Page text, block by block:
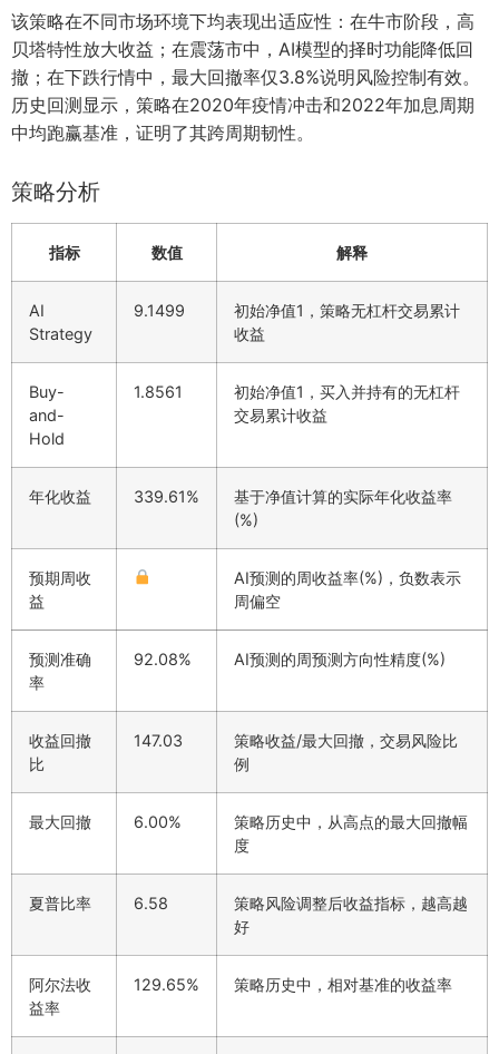
该策略在不同市场环境下均表现出适应性：在牛市阶段，高
贝塔特性放大收益；在震荡市中，AI模型的择时功能降低回
撤；在下跌行情中，最大回撤率仅3.8%说明风险控制有效。
历史回测显示，策略在2020年疫情冲击和2022年加息周期
中均跑赢基准，证明了其跨周期韧性。
策略分析
指标 数值 解释
AI
Strategy
9.1499
初始净值1，策略无杠杆交易累计
收益
Buy-
and-
Hold
1.8561
初始净值1，买入并持有的无杠杆
交易累计收益
年化收益 339.61%
基于净值计算的实际年化收益率
(%)
预期周收
益
AI预测的周收益率(%)，负数表示
周偏空
预测准确
率
92.08% AI预测的周预测方向性精度(%)
收益回撤
比
147.03
策略收益/最大回撤，交易风险比
例
最大回撤 6.00%
策略历史中，从高点的最大回撤幅
度
夏普比率 6.58
策略风险调整后收益指标，越高越
好
阿尔法收
益率
129.65% 策略历史中，相对基准的收益率